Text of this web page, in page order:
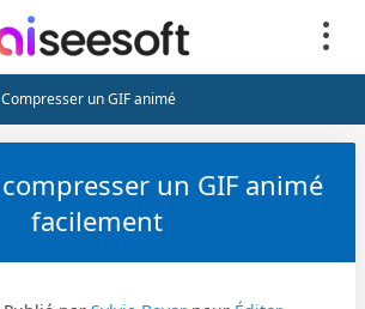
un GIF animé
un GIF animé
facilement